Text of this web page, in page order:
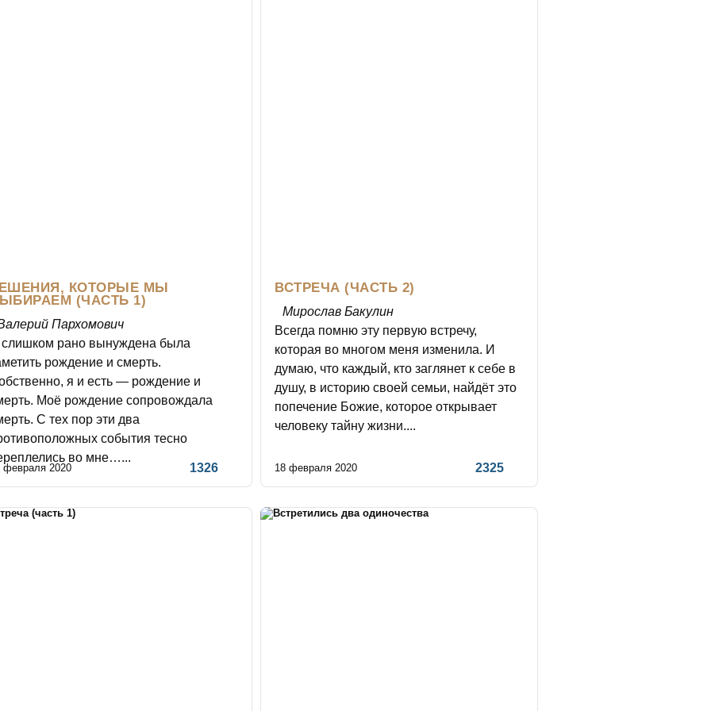
КОТОРЫЕ МЫ
(ЧАСТЬ 1)
Пархомович
рано вынуждена была
рождение и смерть.
я и есть — рождение и
Моё рождение сопровождала
С тех пор эти два
события тесно
во мне…...
февраля 2020 1326
ВСТРЕЧА (ЧАСТЬ 2)
Мирослав Бакулин
Всегда помню эту первую встречу,
которая во многом меня изменила. И
думаю, что каждый, кто заглянет к себе в
душу, в историю своей семьи, найдёт это
попечение Божие, которое открывает
человеку тайну жизни....
18 февраля 2020 2325